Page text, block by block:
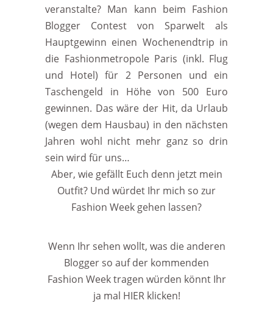
veranstalte? Man kann beim Fashion
Blogger Contest von Sparwelt als
Hauptgewinn einen Wochenendtrip in
die Fashionmetropole Paris (inkl. Flug
und Hotel) für 2 Personen und ein
Taschengeld in Höhe von 500 Euro
gewinnen. Das wäre der Hit, da Urlaub
(wegen dem Hausbau) in den nächsten
Jahren wohl nicht mehr ganz so drin
sein wird für uns…
Aber, wie gefällt Euch denn jetzt mein
Outfit? Und würdet Ihr mich so zur
Fashion Week gehen lassen?
Wenn Ihr sehen wollt, was die anderen
Blogger so auf der kommenden
Fashion Week tragen würden könnt Ihr
ja mal HIER klicken!